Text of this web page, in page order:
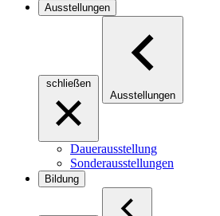
Ausstellungen
schließen
Ausstellungen
Dauerausstellung
Sonderausstellungen
Bildung